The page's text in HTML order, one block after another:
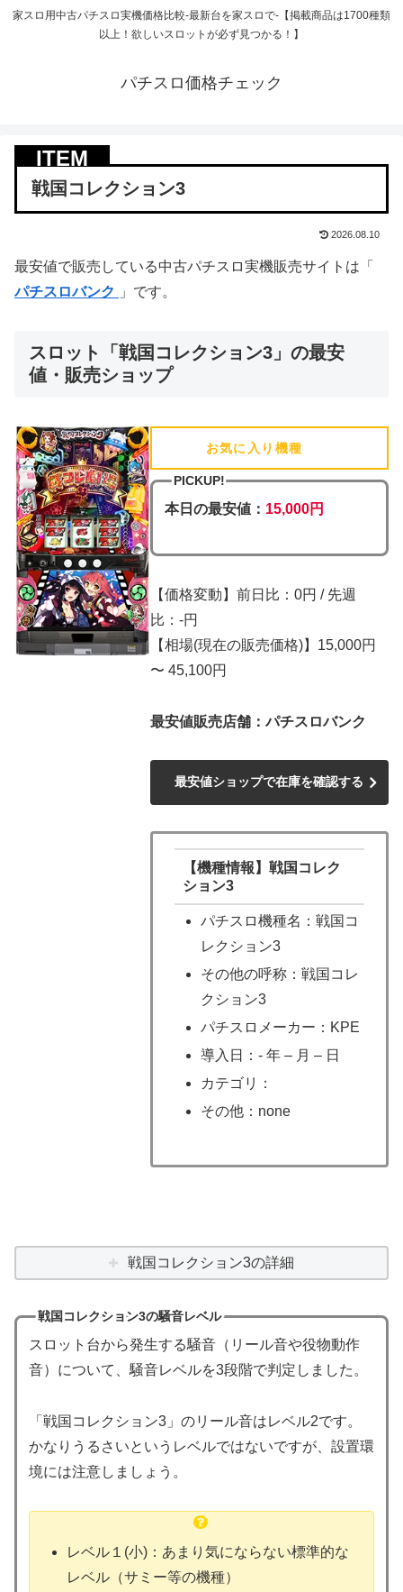
家スロ用中古パチスロ実機価格比較-最新台を家スロで-【掲載商品は1700種類
以上！欲しいスロットが必ず見つかる！】
パチスロ価格チェック
戦国コレクション3
2026.08.10
最安値で販売している中古パチスロ実機販売サイトは「
パチスロバンク
」です。
スロット「戦国コレクション3」の最安
値・販売ショップ
お気に入り機種
PICKUP!
本日の最安値： 15,000円
【価格変動】前日比：0円 / 先週
比：-円
【相場(現在の販売価格)】15,000円
〜 45,100円
最安値販売店舗：パチスロバンク
最安値ショップで在庫を確認する
【機種情報】戦国コレク
ション3
パチスロ機種名：戦国コ
レクション3
その他の呼称：戦国コレ
クション3
パチスロメーカー：KPE
導入日：- 年 – 月 – 日
カテゴリ：
その他：none
戦国コレクション3の詳細
戦国コレクション3の騒音レベル
スロット台から発生する騒音（リール音や役物動作
音）について、騒音レベルを3段階で判定しました。
「戦国コレクション3」のリール音はレベル2です。
かなりうるさいというレベルではないですが、設置環
境には注意しましょう。
レベル１(小)：あまり気にならない標準的な
レベル（サミー等の機種）